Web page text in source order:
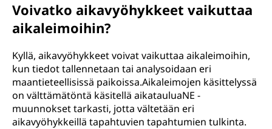
Voivatko aikavyöhykkeet vaikuttaa
aikaleimoihin?
Kyllä, aikavyöhykkeet voivat vaikuttaa aikaleimoihin,
kun tiedot tallennetaan tai analysoidaan eri
maantieteellisissä paikoissa.Aikaleimojen käsittelyssä
on välttämätöntä käsitellä aikatauluaNE -
muunnokset tarkasti, jotta vältetään eri
aikavyöhykkeillä tapahtuvien tapahtumien tulkinta.